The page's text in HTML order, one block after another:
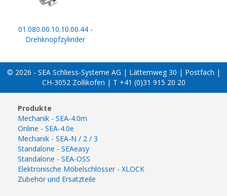
01.080.00.10.10.00.44 -
Drehknopfzylinder
© 2026 - SEA Schliess-Systeme AG | Lätternweg 30 | Postfach |
CH-3052 Zollikofen | T +41 (0)31 915 20 20
Produkte
Mechanik - SEA-4.0m
Online - SEA-4.0e
Mechanik - SEA-N / 2 / 3
Standalone - SEAeasy
Standalone - SEA-OSS
Elektronische Möbelschlösser - XLOCK
Zubehör und Ersatzteile